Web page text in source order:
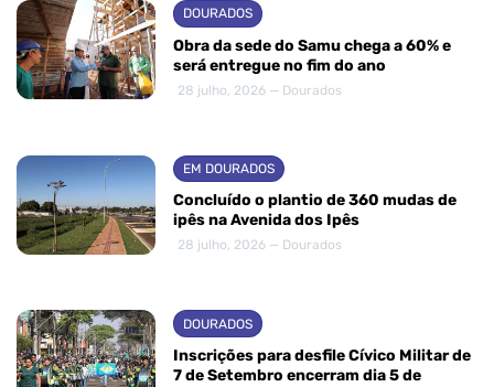
DOURADOS
Obra da sede do Samu chega a 60% e
será entregue no fim do ano
28 julho, 2026 — Dourados
EM DOURADOS
Concluído o plantio de 360 mudas de
ipês na Avenida dos Ipês
28 julho, 2026 — Dourados
DOURADOS
Inscrições para desfile Cívico Militar de
7 de Setembro encerram dia 5 de